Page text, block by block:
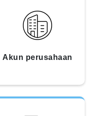
Akun perusahaan